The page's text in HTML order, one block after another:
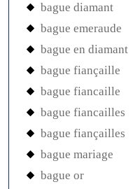
bague diamant
bague emeraude
bague en diamant
bague fiançaille
bague fiancaille
bague fiancailles
bague fiançailles
bague mariage
bague or